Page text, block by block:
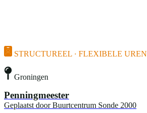
STRUCTUREEL · FLEXIBELE UREN
Groningen
Penningmeester
Geplaatst door Buurtcentrum Sonde 2000